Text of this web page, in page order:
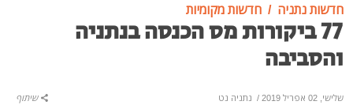
חדשות נתניה חדשות מקומיות
77 ביקורות מס הכנסה בנתניה
והסביבה
שלישי, 02 אפריל 2019 / נתניה נט שיתוף